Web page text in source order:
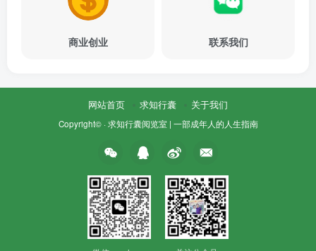
商业创业 联系我们
网站首页 求知行囊 关于我们
Copyright© · 求知行囊阅览室 | 一部成年人的人生指南